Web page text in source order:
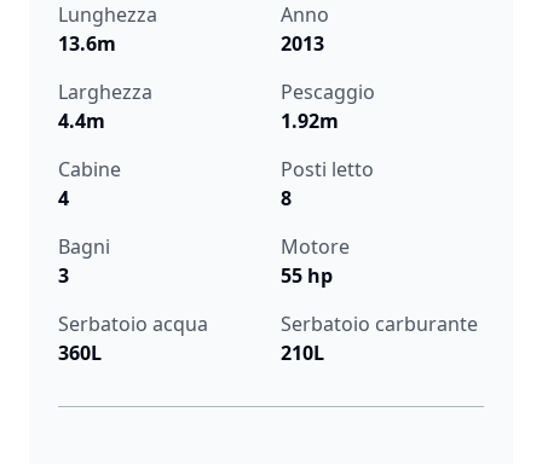
Lunghezza
13.6m
Anno
2013
Larghezza
4.4m
Pescaggio
1.92m
Cabine
4
Posti letto
8
Bagni
3
Motore
55 hp
Serbatoio acqua
360L
Serbatoio carburante
210L